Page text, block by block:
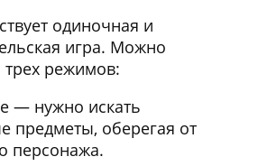
одиночная и
игра. Можно
режимов:
— нужно искать
предметы, оберегая от
персонажа.